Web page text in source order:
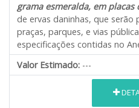
grama esmeralda, em placas
de ervas daninhas, que serão
praças, parques, e vias
especificações contidas no
Valor Estimado: ---